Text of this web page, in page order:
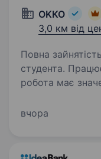
OKKO
3,0 км від
Повна
студента. Працюєш ти — працює країна. Твоя
робота має
разом!
вчора